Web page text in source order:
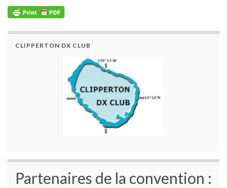
CLIPPERTON DX CLUB
Partenaires de la convention :